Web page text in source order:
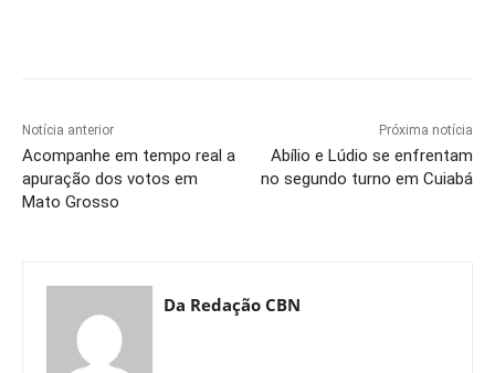
Notícia anterior
Acompanhe em tempo real a
apuração dos votos em
Mato Grosso
Próxima notícia
Abílio e Lúdio se enfrentam
no segundo turno em Cuiabá
Da Redação CBN